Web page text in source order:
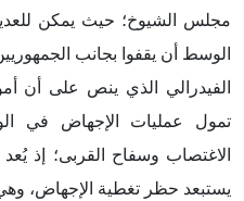
مجلس الشيوخ؛ حيث يمكن
الوسط أن يقفوا بجانب
الفيدرالي الذي ينص على أن
تمول عمليات الإجهاض في
الاغتصاب وسفاح القربى؛ إذ
يستبعد حظر تغطية الإجهاض،